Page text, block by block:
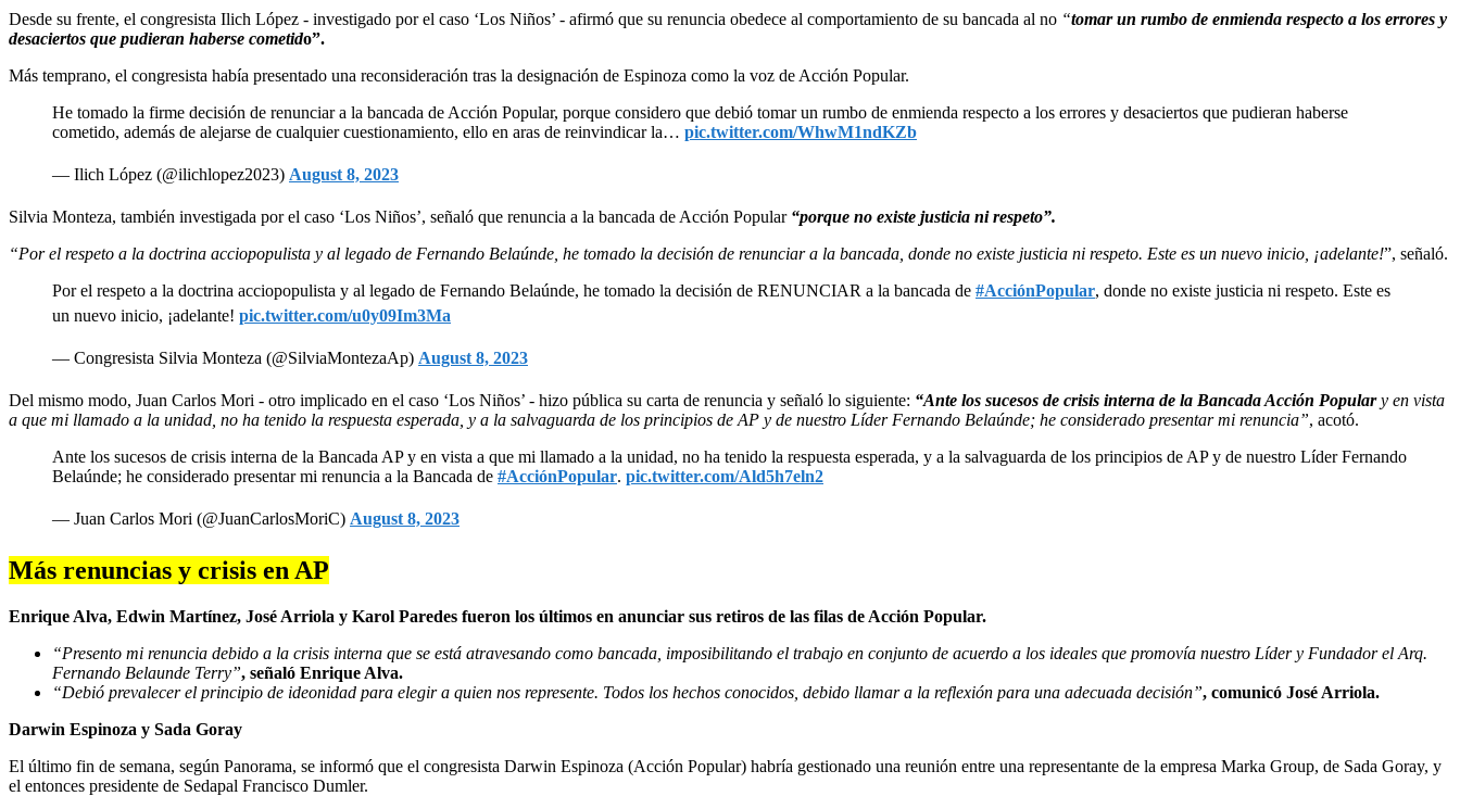
Desde su frente, el congresista Ilich López - investigado por el caso ‘Los Niños’ - afirmó que su renuncia obedece al comportamiento de su bancada al no “tomar un rumbo de enmienda respecto a los errores y
desaciertos que pudieran haberse cometido”.
Más temprano, el congresista había presentado una reconsideración tras la designación de Espinoza como la voz de Acción Popular.
He tomado la firme decisión de renunciar a la bancada de Acción Popular, porque considero que debió tomar un rumbo de enmienda respecto a los errores y desaciertos que pudieran haberse
cometido, además de alejarse de cualquier cuestionamiento, ello en aras de reinvindicar la… pic.twitter.com/WhwM1ndKZb
— Ilich López (@ilichlopez2023) August 8, 2023
Silvia Monteza, también investigada por el caso ‘Los Niños’, señaló que renuncia a la bancada de Acción Popular“porque no existe justicia ni respeto”.
“Por el respeto a la doctrina acciopopulista y al legado de Fernando Belaúnde, he tomado la decisión de renunciar a la bancada, donde no existe justicia ni respeto. Este es un nuevo inicio, ¡adelante!”, señaló.
Por el respeto a la doctrina acciopopulista y al legado de Fernando Belaúnde, he tomado la decisión de RENUNCIAR a la bancada de #AcciónPopular, donde no existe justicia ni respeto. Este es
un nuevo inicio, ¡adelante! pic.twitter.com/u0y09Im3Ma
— Congresista Silvia Monteza (@SilviaMontezaAp) August 8, 2023
Del mismo modo, Juan Carlos Mori - otro implicado en el caso ‘Los Niños’ - hizo pública su carta de renuncia y señaló lo siguiente: “Ante los sucesos de crisis interna de la Bancada Acción Populary en vista
a que mi llamado a la unidad, no ha tenido la respuesta esperada, y a la salvaguarda de los principios de AP y de nuestro Líder Fernando Belaúnde; he considerado presentar mi renuncia”, acotó.
Ante los sucesos de crisis interna de la Bancada AP y en vista a que mi llamado a la unidad, no ha tenido la respuesta esperada, y a la salvaguarda de los principios de AP y de nuestro Líder Fernando
Belaúnde; he considerado presentar mi renuncia a la Bancada de #AcciónPopular. pic.twitter.com/Ald5h7eln2
— Juan Carlos Mori (@JuanCarlosMoriC) August 8, 2023
Más renuncias y crisis en AP
Enrique Alva, Edwin Martínez, José Arriola y Karol Paredes fueron los últimos en anunciar sus retiros de las filas de Acción Popular.
“Presento mi renuncia debido a la crisis interna que se está atravesando como bancada, imposibilitando el trabajo en conjunto de acuerdo a los ideales que promovía nuestro Líder y Fundador el Arq.
Fernando Belaunde Terry”, señaló Enrique Alva.
“Debió prevalecer el principio de ideonidad para elegir a quien nos represente. Todos los hechos conocidos, debido llamar a la reflexión para una adecuada decisión”, comunicó José Arriola.
Darwin Espinoza y Sada Goray
El último fin de semana, según Panorama, se informó que el congresista Darwin Espinoza (Acción Popular) habría gestionado una reunión entre una representante de la empresa Marka Group, de Sada Goray, y
el entonces presidente de Sedapal Francisco Dumler.